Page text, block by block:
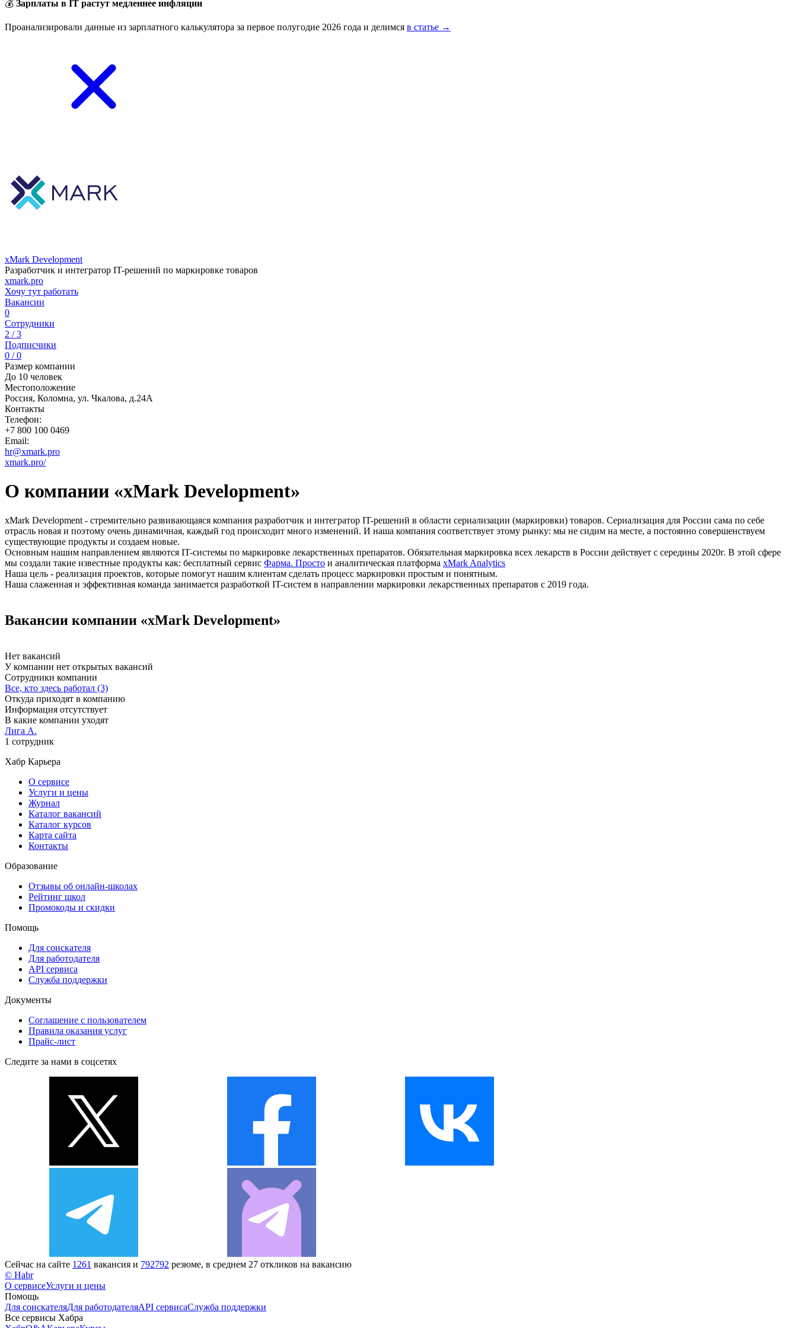
💰 Зарплаты в IT растут медленнее инфляции
Проанализировали данные из зарплатного калькулятора за первое полугодие 2026 года и делимся в статье →
xMark Development
Разработчик и интегратор IT-решений по маркировке товаров
xmark.pro
Хочу тут работать
Вакансии
0
Сотрудники
2 / 3
Подписчики
0 / 0
Размер компании
До 10 человек
Местоположение
Россия, Коломна, ул. Чкалова, д.24А
Контакты
Телефон:
+7 800 100 0469
Email:
hr@xmark.pro
xmark.pro/
О компании «xMark Development»
xMark Development - стремительно развивающаяся компания разработчик и интегратор IT-решений в области сериализации (маркировки) товаров. Сериализация для России сама по себе
отрасль новая и поэтому очень динамичная, каждый год происходит много изменений. И наша компания соответствует этому рынку: мы не сидим на месте, а постоянно совершенствуем
существующие продукты и создаем новые.
Основным нашим направлением являются IT-системы по маркировке лекарственных препаратов. Обязательная маркировка всех лекарств в России действует с середины 2020г. В этой сфере
мы создали такие известные продукты как: бесплатный сервис Фарма. Просто и аналитическая платформа xMark Analytics
Наша цель - реализация проектов, которые помогут нашим клиентам сделать процесс маркировки простым и понятным.
Наша слаженная и эффективная команда занимается разработкой IT-систем в направлении маркировки лекарственных препаратов с 2019 года.
Вакансии компании «xMark Development»
Нет вакансий
У компании нет открытых вакансий
Сотрудники компании
Все, кто здесь работал (3)
Откуда приходят в компанию
Информация отсутствует
В какие компании уходят
Лига А.
1 сотрудник
Хабр Карьера
О сервисе
Услуги и цены
Журнал
Каталог вакансий
Каталог курсов
Карта сайта
Контакты
Образование
Отзывы об онлайн-школах
Рейтинг школ
Промокоды и скидки
Помощь
Для соискателя
Для работодателя
API сервиса
Служба поддержки
Документы
Соглашение с пользователем
Правила оказания услуг
Прайс-лист
Следите за нами в соцсетях
Сейчас на сайте 1261 вакансия и 792792 резюме, в среднем 27 откликов на вакансию
© Habr
О сервисеУслуги и цены
Помощь
Для соискателяДля работодателяAPI сервисаСлужба поддержки
Все сервисы Хабра